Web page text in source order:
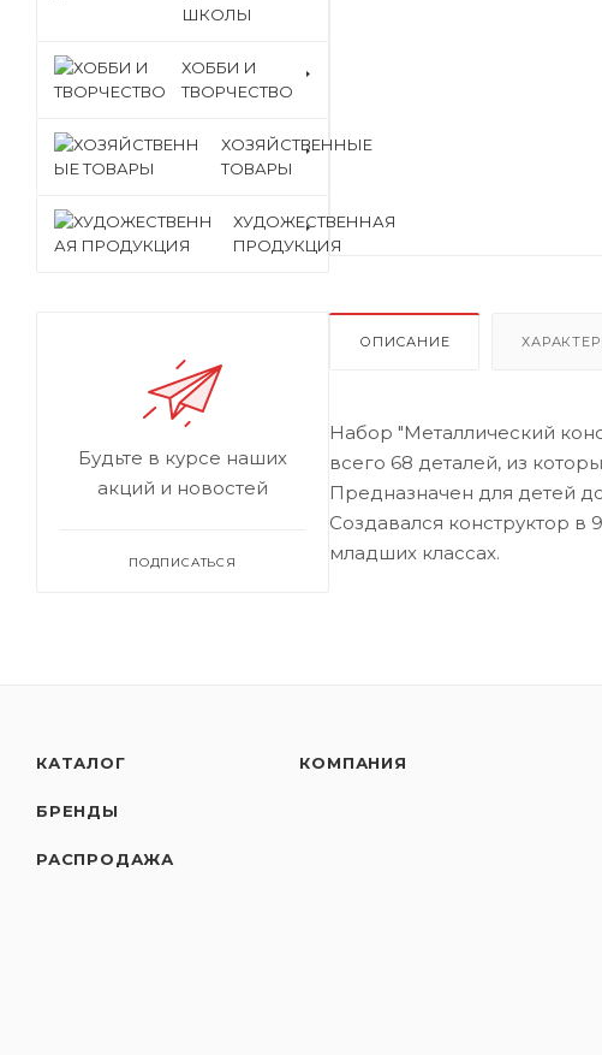
ОПИСАНИЕ
Набор "Металлический
всего 68 деталей, из
Предназначен для детей
Создавался конструктор в
младших классах.
ШКОЛЫ
ХОББИ И
ТВОРЧЕСТВО
ХОЗЯЙСТВЕННЫЕ
ТОВАРЫ
ХУДОЖЕСТВЕННАЯ
ПРОДУКЦИЯ
Будьте в курсе наших
акций и новостей
ПОДПИСАТЬСЯ
КАТАЛОГ
БРЕНДЫ
РАСПРОДАЖА
КОМПАНИЯ